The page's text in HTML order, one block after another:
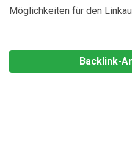
Möglichkeiten für den
Backlink-